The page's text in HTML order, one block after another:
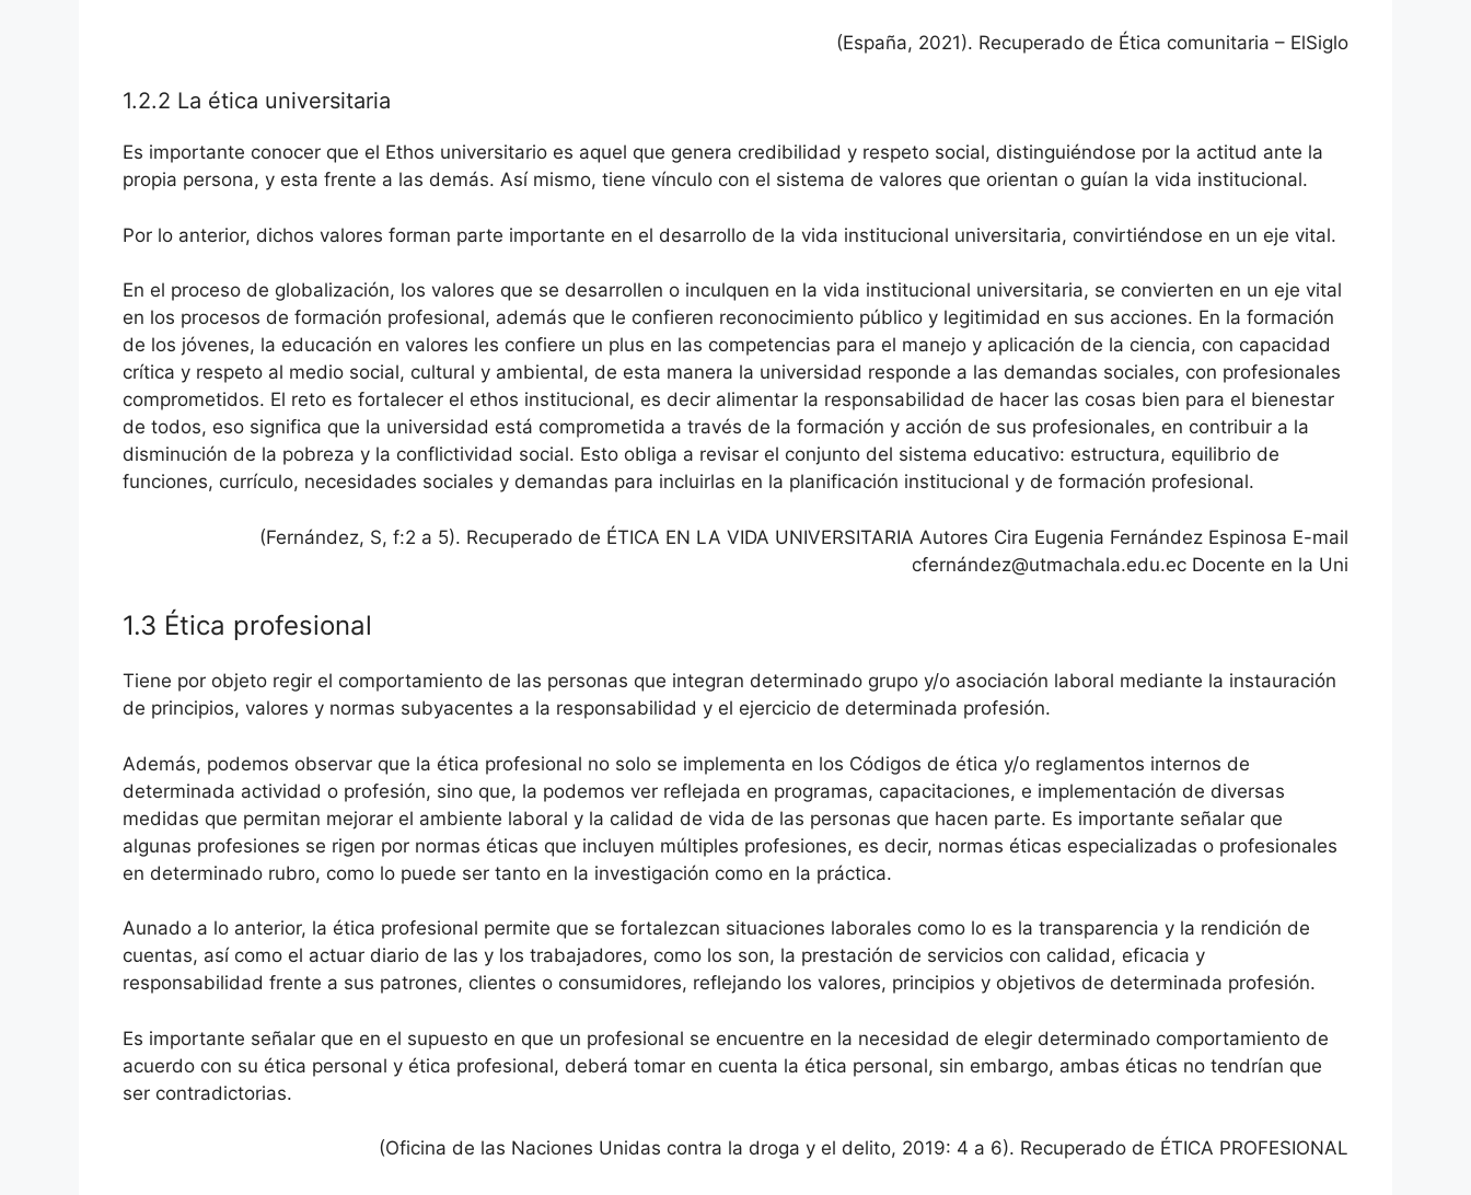
(España, 2021). Recuperado de Ética comunitaria – ElSiglo
1.2.2 La ética universitaria
Es importante conocer que el Ethos universitario es aquel que genera credibilidad y respeto social, distinguiéndose por la actitud ante la
propia persona, y esta frente a las demás. Así mismo, tiene vínculo con el sistema de valores que orientan o guían la vida institucional.
Por lo anterior, dichos valores forman parte importante en el desarrollo de la vida institucional universitaria, convirtiéndose en un eje vital.
En el proceso de globalización, los valores que se desarrollen o inculquen en la vida institucional universitaria, se convierten en un eje vital
en los procesos de formación profesional, además que le confieren reconocimiento público y legitimidad en sus acciones. En la formación
de los jóvenes, la educación en valores les confiere un plus en las competencias para el manejo y aplicación de la ciencia, con capacidad
crítica y respeto al medio social, cultural y ambiental, de esta manera la universidad responde a las demandas sociales, con profesionales
comprometidos. El reto es fortalecer el ethos institucional, es decir alimentar la responsabilidad de hacer las cosas bien para el bienestar
de todos, eso significa que la universidad está comprometida a través de la formación y acción de sus profesionales, en contribuir a la
disminución de la pobreza y la conflictividad social. Esto obliga a revisar el conjunto del sistema educativo: estructura, equilibrio de
funciones, currículo, necesidades sociales y demandas para incluirlas en la planificación institucional y de formación profesional.
(Fernández, S, f:2 a 5). Recuperado de ÉTICA EN LA VIDA UNIVERSITARIA Autores Cira Eugenia Fernández Espinosa E-mail
cfernández@utmachala.edu.ec Docente en la Uni
1.3 Ética profesional
Tiene por objeto regir el comportamiento de las personas que integran determinado grupo y/o asociación laboral mediante la instauración
de principios, valores y normas subyacentes a la responsabilidad y el ejercicio de determinada profesión.
Además, podemos observar que la ética profesional no solo se implementa en los Códigos de ética y/o reglamentos internos de
determinada actividad o profesión, sino que, la podemos ver reflejada en programas, capacitaciones, e implementación de diversas
medidas que permitan mejorar el ambiente laboral y la calidad de vida de las personas que hacen parte. Es importante señalar que
algunas profesiones se rigen por normas éticas que incluyen múltiples profesiones, es decir, normas éticas especializadas o profesionales
en determinado rubro, como lo puede ser tanto en la investigación como en la práctica.
Aunado a lo anterior, la ética profesional permite que se fortalezcan situaciones laborales como lo es la transparencia y la rendición de
cuentas, así como el actuar diario de las y los trabajadores, como los son, la prestación de servicios con calidad, eficacia y
responsabilidad frente a sus patrones, clientes o consumidores, reflejando los valores, principios y objetivos de determinada profesión.
Es importante señalar que en el supuesto en que un profesional se encuentre en la necesidad de elegir determinado comportamiento de
acuerdo con su ética personal y ética profesional, deberá tomar en cuenta la ética personal, sin embargo, ambas éticas no tendrían que
ser contradictorias.
(Oficina de las Naciones Unidas contra la droga y el delito, 2019: 4 a 6). Recuperado de ÉTICA PROFESIONAL